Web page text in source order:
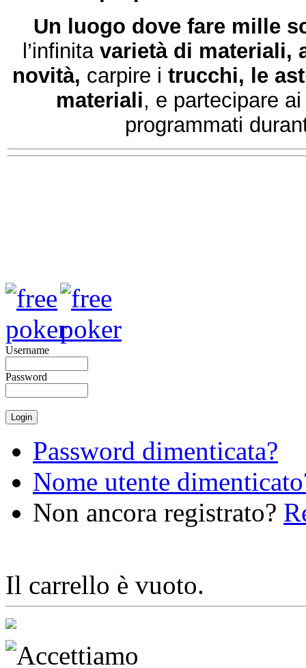
Un luogo dove fare mille
l’infinitavarietà di materiali,
novità, carpire i trucchi, le
materiali, e partecipare
programmati
Username
Password
Password dimenticata?
Nome utente
Non ancora registrato?
Il carrello è vuoto.